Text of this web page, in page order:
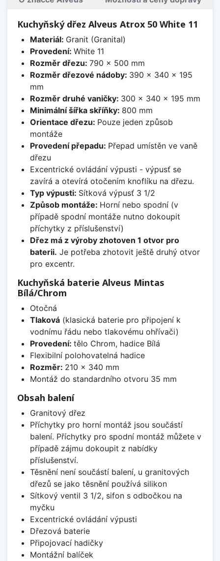
Kuchyňský dřez Alveus Atrox 50 White 11
Materiál: Granit (Granital)
Provedení: White 11
Rozměr dřezu: 790 x 500 mm
Rozměr dřezové nádoby: 390 x 340 x 195
mm
Rozměr druhé vaničky: 300 x 340 x 195 mm
Minimální šířka skříňky: 800 mm
Orientace dřezu: Pouze jeden způsob
montáže
Provedení přepadu: Přepad umístěn ve vaně
dřezu
Excentrické ovládání výpusti - výpusť se
zavírá a otevírá otočením knoflíku na dřezu.
Typ výpusti: Sítková výpusť 3 1/2
Způsob montáže: Horní nebo spodní (v
případě spodní montáže nutno dokoupit
příchytky z příslušenství)
Dřez má z výroby zhotoven 1 otvor pro
baterii. Je potřeba zhotovit ještě druhý otvor
pro excentr.
Kuchyňská baterie Alveus Mintas
Bílá/Chrom
Otočná
Tlaková(klasická baterie pro připojení k
vodnímu řádu nebo tlakovému ohřívači)
Provedení: tělo Chrom, hadice Bílá
Flexibilní polohovatelná hadice
Rozměr: 210 x 340 mm
Montáž do standardního otvoru 35 mm
Obsah balení
Granitový dřez
Příchytky pro horní montáž jsou součástí
balení. Příchytky pro spodní montáž můžete v
případě zájmu dokoupit z nabídky
příslušenství.
Těsnění není součástí balení, u granitových
dřezů se jako těsnění používá silikon
Sítkový ventil 3 1/2, sifon s odbočkou na
myčku
Excentrické ovládání výpusti
Dřezová baterie
Připojovací hadičky
Montážní balíček